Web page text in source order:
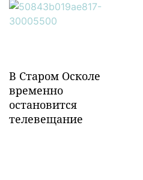
Забайкалье
В Старом Осколе
временно
остановится
телевещание